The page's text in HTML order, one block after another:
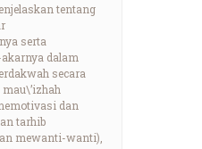
tentang
serta
dalam
secara
dan
tarhib
mewanti-wanti),